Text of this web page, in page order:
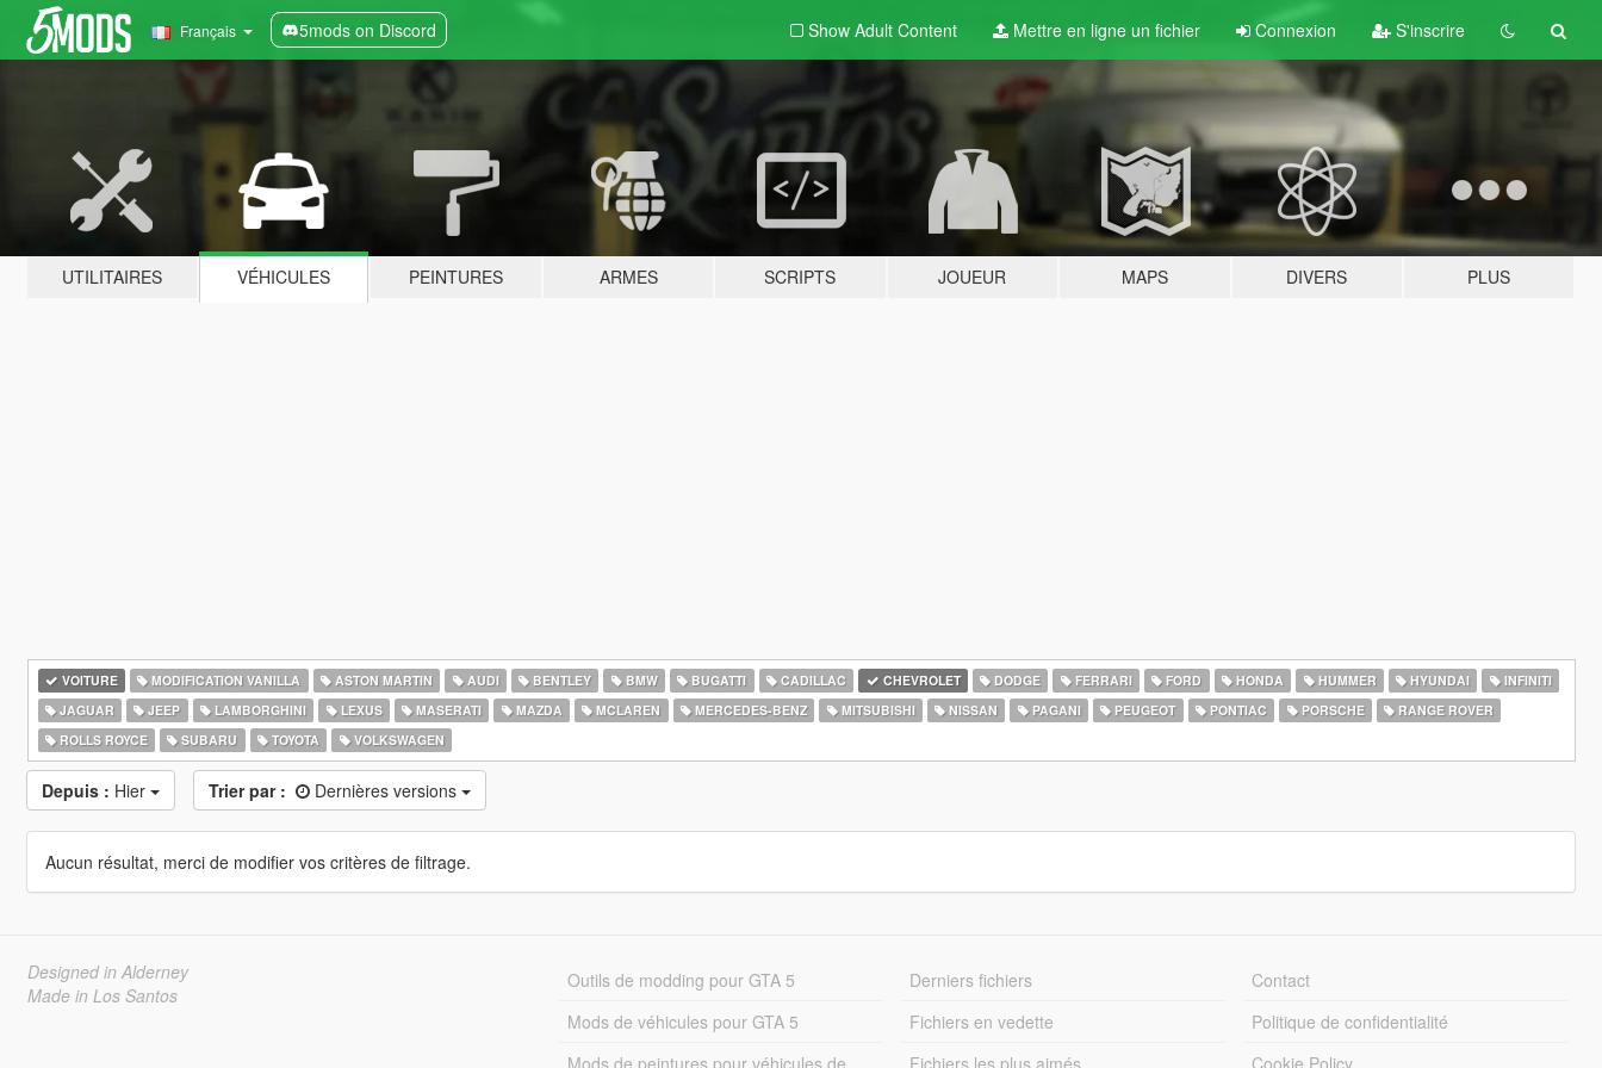
Français 5mods on Discord Show Adult Content Mettre en ligne un fichier Connexion S'inscrire
UTILITAIRES VÉHICULES PEINTURES ARMES SCRIPTS JOUEUR MAPS DIVERS PLUS
VOITURE MODIFICATION VANILLA ASTON MARTIN AUDI BENTLEY BMW BUGATTI CADILLAC CHEVROLET DODGE FERRARI FORD HONDA HUMMER HYUNDAI
INFINITI
JAGUAR
JEEP LAMBORGHINI LEXUS MASERATI MAZDA MCLAREN MERCEDES-BENZ MITSUBISHI NISSAN PAGANI PEUGEOT PONTIAC PORSCHE
RANGE ROVER
ROLLS ROYCE
SUBARU TOYOTA VOLKSWAGEN
Depuis : Hier Trier par : Dernières versions
Aucun résultat, merci de modifier vos critères de filtrage.
Designed in Alderney
Made in Los Santos
Outils de modding pour GTA 5
Mods de véhicules pour GTA 5
Mods de peintures pour véhicules de
Derniers fichiers
Fichiers en vedette
Fichiers les plus aimés
Contact
Politique de confidentialité
Cookie Policy